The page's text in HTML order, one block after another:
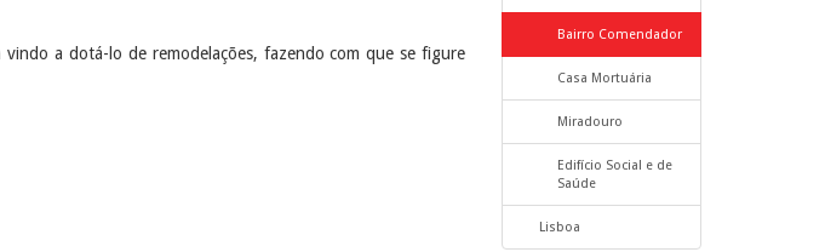
a dotá-lo de remodelações, fazendo com que se figure
Bairro Comendador
Casa Mortuária
Miradouro
Edifício Social e de
Saúde
Lisboa